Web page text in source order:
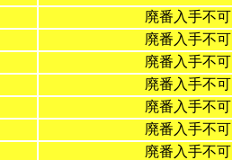
廃番入手不可
廃番入手不可
廃番入手不可
廃番入手不可
廃番入手不可
廃番入手不可
廃番入手不可